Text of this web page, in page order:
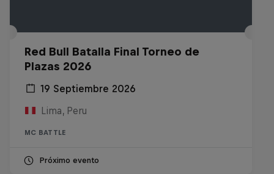
Red Bull Batalla Final Torneo de
Plazas 2026
19 Septiembre 2026
Lima, Peru
MC BATTLE
Próximo evento